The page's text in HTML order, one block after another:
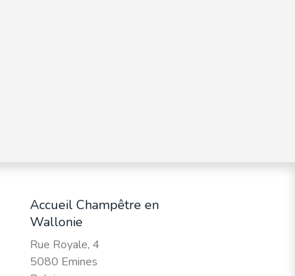
Accueil Champêtre en
Wallonie
Rue Royale, 4
5080 Emines